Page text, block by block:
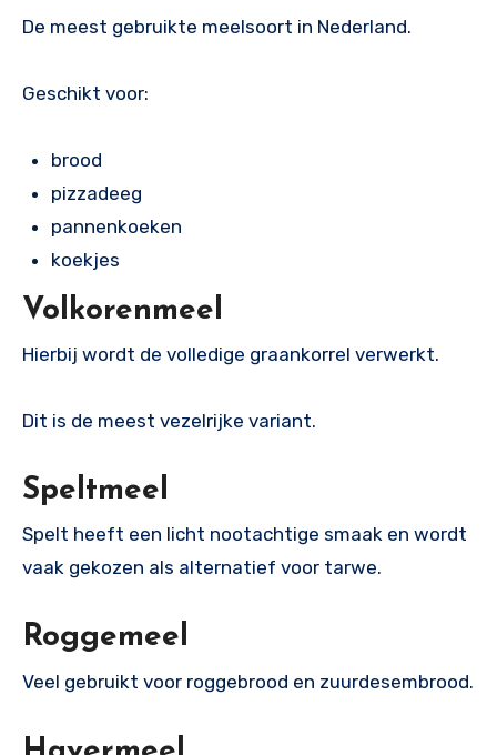
De meest gebruikte meelsoort in Nederland.
Geschikt voor:
brood
pizzadeeg
pannenkoeken
koekjes
Volkorenmeel
Hierbij wordt de volledige graankorrel verwerkt.
Dit is de meest vezelrijke variant.
Speltmeel
Spelt heeft een licht nootachtige smaak en wordt
vaak gekozen als alternatief voor tarwe.
Roggemeel
Veel gebruikt voor roggebrood en zuurdesembrood.